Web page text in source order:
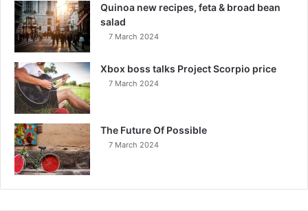
Quinoa new recipes, feta & broad bean
salad
7 March 2024
Xbox boss talks Project Scorpio price
7 March 2024
The Future Of Possible
7 March 2024